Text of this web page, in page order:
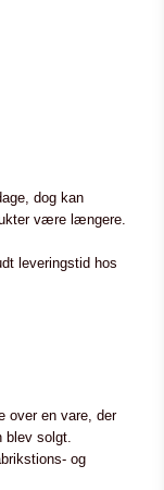
dog kan
være længere.
leveringstid hos
over en vare, der
blev solgt.
og